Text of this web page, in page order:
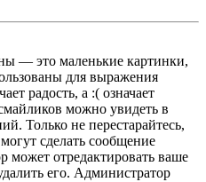
— это маленькие картинки,
для выражения
радость, а :( означает
можно увидеть в
Только не перестарайтесь,
сделать сообщение
может отредактировать ваше
его. Администратор